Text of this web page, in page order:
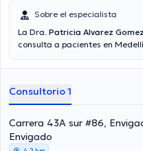
Sobre el especialista
La Dra. Patricia Alvarez Gomez
consulta a pacientes en
experiencia en su área de
especialización. Incluso, ella
diversas asociaciones
contribuido en considerables
una formación continua en su
compartido numerosos
Consultorio 1
Carrera 43A sur #86,
Envigado